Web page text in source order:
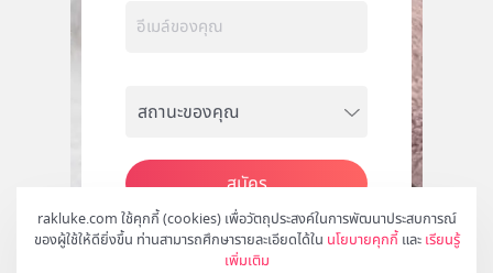
rakluke.com ใช้คุกกี้ (cookies) เพื่อวัตถุประสงค์ในการพัฒนาประสบการณ์
ของผู้ใช้ให้ดียิ่งขึ้น ท่านสามารถศึกษารายละเอียดได้ใน นโยบายคุกกี้ และ เรียนรู้
เพิ่มเติม
สมัคร